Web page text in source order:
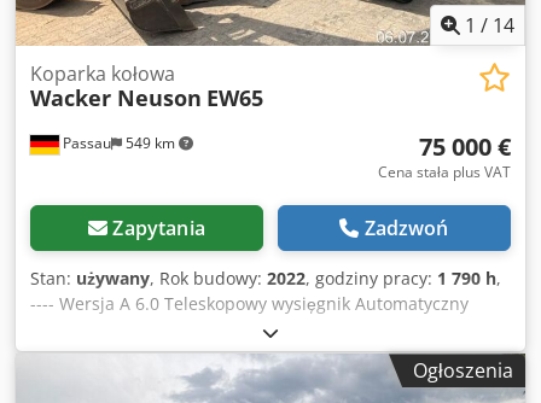
1 / 14
Passau 549 km
Koparka kołowa
Wacker Neuson EW65
75 000 €
Cena stała plus VAT
Zapytania Zadzwoń
Stan: używany, Rok budowy: 2022, godziny pracy: 1 790 h,
---- Wersja A 6.0 Teleskopowy wysięgnik Automatyczny
system sterowania Kamera cofania Trzeci obwód
hydrauliczny Radio Chsdpfx Abjznhv Te Aea W zestawie:
MS03 – mechanizm obrotu wysięgnika
Ogłoszenia